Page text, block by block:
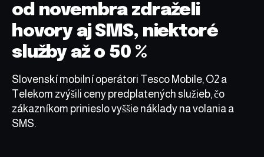
od novembra zdraželi
hovory aj SMS, niektoré
služby až o 50 %
Slovenskí mobilní operátori Tesco Mobile, O2 a
Telekom zvýšili ceny predplatených služieb, čo
zákazníkom prinieslo vyššie náklady na volania a
SMS.